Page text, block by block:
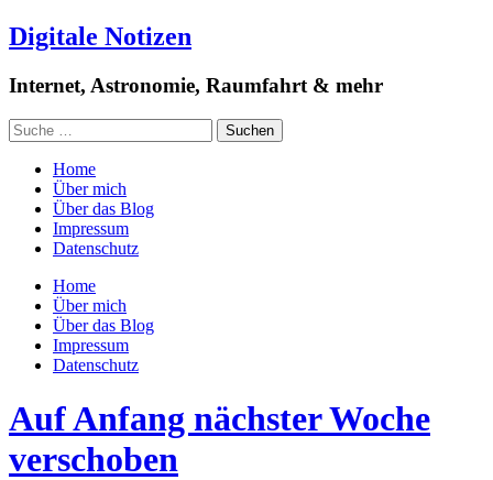
Digitale Notizen
Internet, Astronomie, Raumfahrt & mehr
Home
Über mich
Über das Blog
Impressum
Datenschutz
Home
Über mich
Über das Blog
Impressum
Datenschutz
Auf Anfang nächster Woche
verschoben